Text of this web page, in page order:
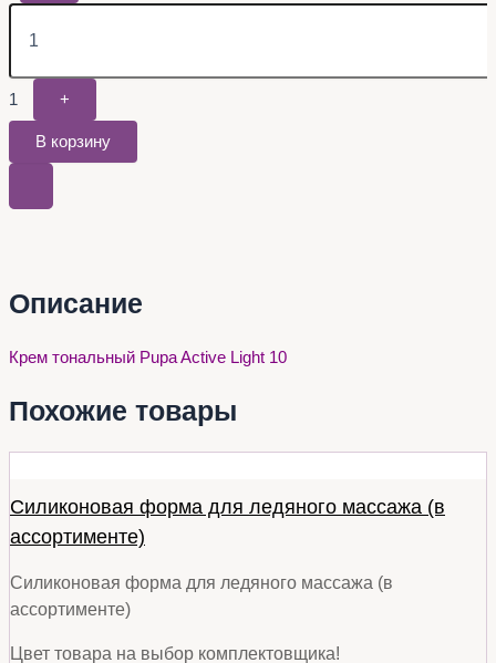
1 +
В корзину
Описание
Крем тональный Pupa Active Light 10
Похожие товары
Силиконовая форма для ледяного массажа (в
ассортименте)
Силиконовая форма для ледяного массажа (в
ассортименте)
Цвет товара на выбор комплектовщика!